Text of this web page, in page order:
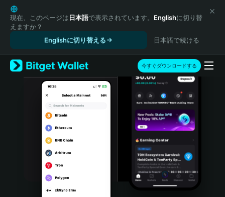
English
日本語
Tiếng Việt
Español (Latinoamérica)
Türkçe
Italiano
Português (Portugal)
Bahasa Indonesia
現在、このページは日本語で表示されています。 Englishに切り替
えますか？
Englishに切り替える
日本語で続ける
今すぐダウンロードする